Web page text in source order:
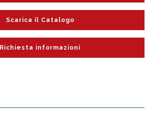
Scarica il Catalogo
Richiesta informazioni